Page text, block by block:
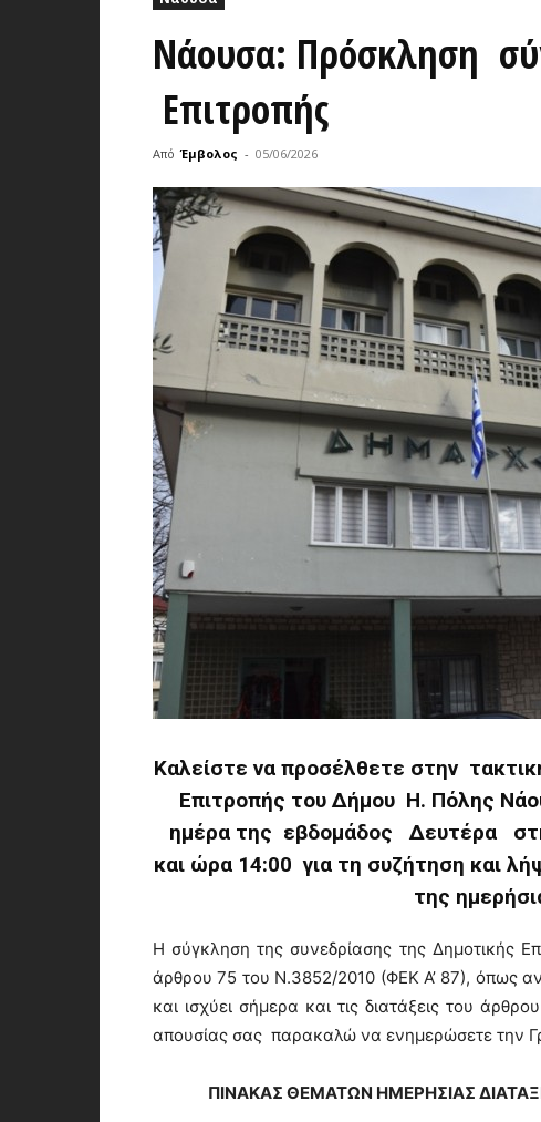
Νάουσα: Πρόσκληση
Επιτροπής
Από Έμβολος - 05/06/2026
Καλείστε να προσέλθετε στην
Επιτροπής του Δήμου Η. Πόλης
ημέρα της εβδομάδος Δευτέρα
και ώρα 14:00 για τη συζήτηση και
της
Η σύγκληση της συνεδρίασης της Δημοτικής
άρθρου 75 του Ν.3852/2010 (ΦΕΚ Α’ 87), όπως
και ισχύει σήμερα και τις διατάξεις του
απουσίας σας παρακαλώ να ενημερώσετε την
ΠΙΝΑΚΑΣ ΘΕΜΑΤΩΝ ΗΜΕΡΗΣΙΑΣ